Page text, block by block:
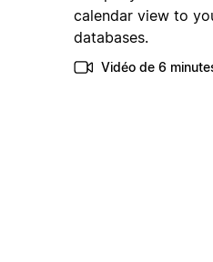
calendar view to
databases.
Vidéo de 6